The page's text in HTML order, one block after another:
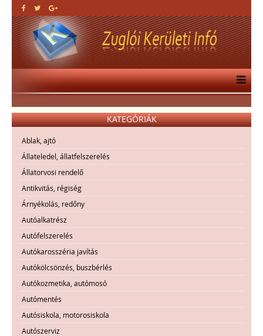
KATEGÓRIÁK
Ablak, ajtó
Állateledel, állatfelszerelés
Állatorvosi rendelő
Antikvitás, régiség
Árnyékolás, redőny
Autóalkatrész
Autófelszerelés
Autókarosszéria javítás
Autókölcsönzés, buszbérlés
Autókozmetika, autómosó
Autómentés
Autósiskola, motorosiskola
Autószerviz